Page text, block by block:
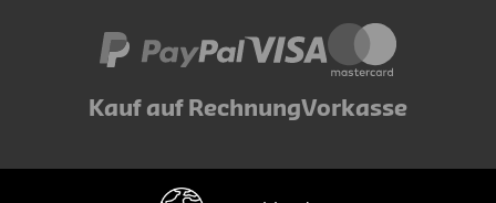
Kauf auf RechnungVorkasse